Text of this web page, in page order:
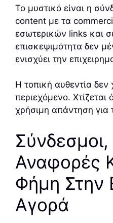
Το μυστικό είναι η
content με τα
εσωτερικών links και
επισκεψιμότητα δεν
ενισχύει την
Η τοπική αυθεντία δεν
περιεχόμενο. Χτίζεται
χρήσιμη απάντηση για
Σύνδεσμοι,
Αναφορές
Φήμη Στην
Αγορά